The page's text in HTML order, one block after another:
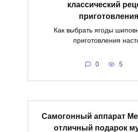
классический
приготовления
Как выбрать ягоды
приготовления
0 5
Самогонный аппарат
отличный подарок